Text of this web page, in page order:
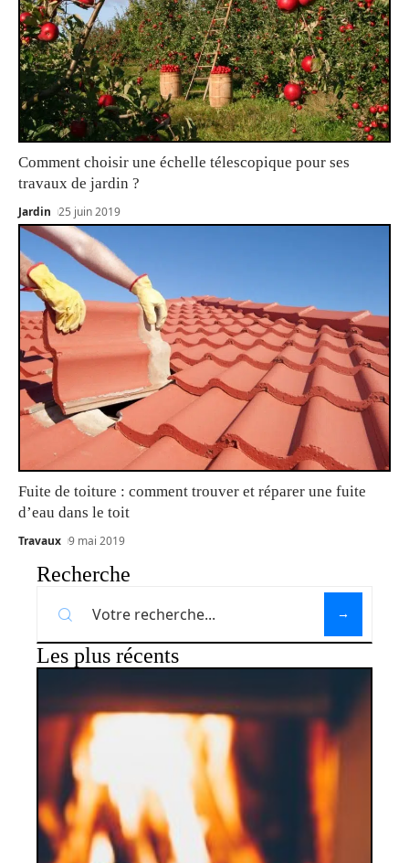
Comment choisir une échelle télescopique pour ses
travaux de jardin ?
Jardin 25 juin 2019
Fuite de toiture : comment trouver et réparer une fuite
d’eau dans le toit
Travaux 9 mai 2019
Recherche
Les plus récents